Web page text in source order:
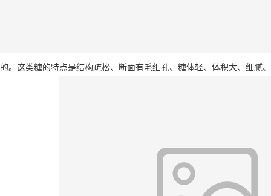
的。这类糖的特点是结构疏松、断面有毛细孔、糖体轻、体积大、细腻